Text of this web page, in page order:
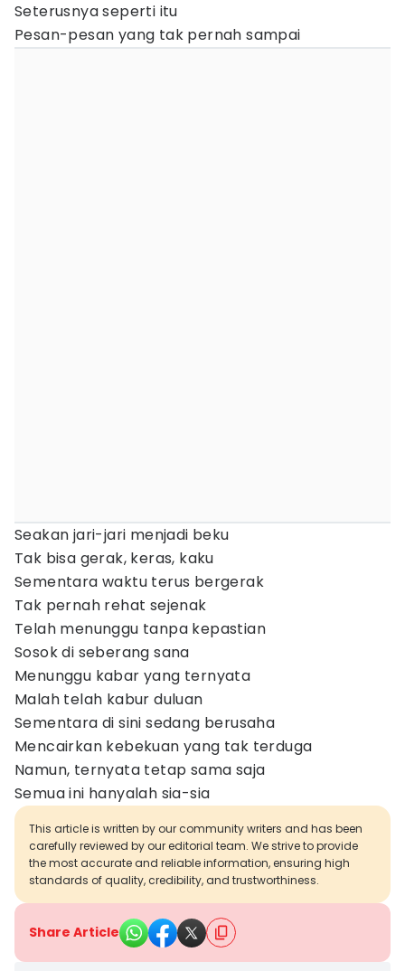
Seterusnya seperti itu
Pesan-pesan yang tak pernah sampai
Seakan jari-jari menjadi beku
Tak bisa gerak, keras, kaku
Sementara waktu terus bergerak
Tak pernah rehat sejenak
Telah menunggu tanpa kepastian
Sosok di seberang sana
Menunggu kabar yang ternyata
Malah telah kabur duluan
Sementara di sini sedang berusaha
Mencairkan kebekuan yang tak terduga
Namun, ternyata tetap sama saja
Semua ini hanyalah sia-sia
This article is written by our community writers and has been
carefully reviewed by our editorial team. We strive to provide
the most accurate and reliable information, ensuring high
standards of quality, credibility, and trustworthiness.
Share Article